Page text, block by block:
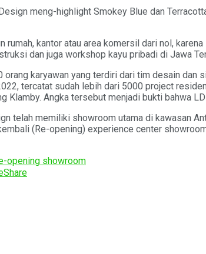
meng-highlight Smokey Blue dan
kantor atau area komersil dari nol,
dan juga workshop kayu pribadi di Jawa
karyawan yang terdiri dari tim desain dan
tercatat sudah lebih dari 5000 project
Klamby. Angka tersebut menjadi bukti bahwa
telah memiliki showroom utama di kawasan
(Re-opening) experience center
opening showroom
Share